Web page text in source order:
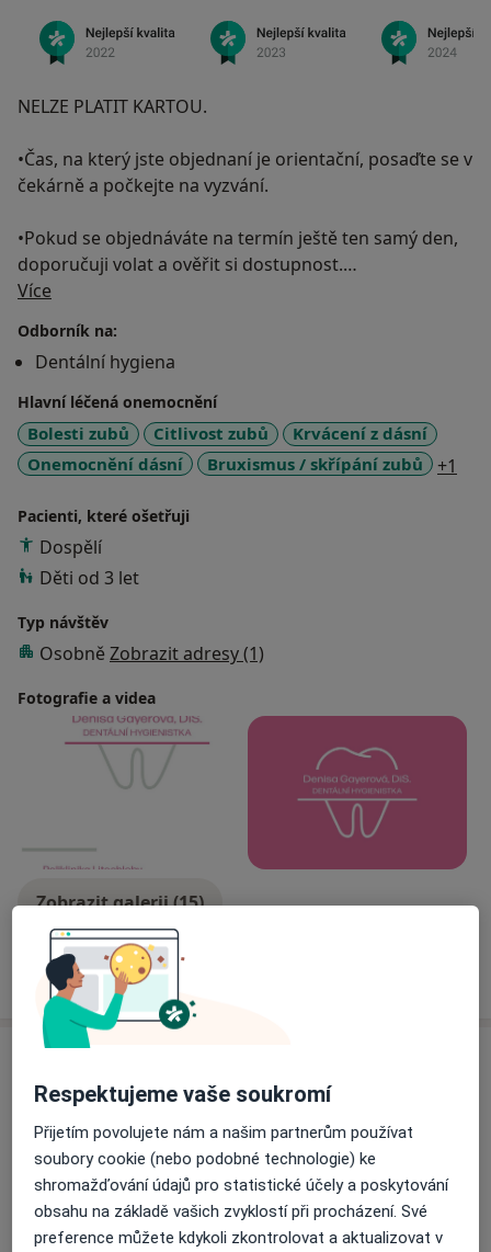
NELZE PLATIT KARTOU.
•Čas, na který jste objednaní je orientační, posaďte se v
čekárně a počkejte na vyzvání.
•Pokud se objednáváte na termín ještě ten samý den,
doporučuji volat a ověřit si dostupnost.
•Dentální hygiena je hrazena od výkonu nikoliv od
časové náročnosti.
Více
Odborník na:
Dentální hygiena
Hlavní léčená onemocnění
Bolesti zubů Citlivost zubů
Krvácení z dásní
Onemocnění dásní
Bruxismus / skřípání zubů +1
Pacienti, které ošetřuji
Dospělí
Děti od 3 let
Typ návštěv
Osobně Zobrazit adresy (1)
Fotografie a videa
Zobrazit galerii (15)
Zprávy
Denisa Gayerová
Hviezdoslavova 1600/6, Praha 149 00
NELZE platit kartou.
•Čas, na který jste objednaní je orientační,
posaďte se v čekárně a počkejte na vyzvání.
Respektujeme vaše soukromí
Přijetím povolujete nám a našim partnerům používat
soubory cookie (nebo podobné technologie) ke
shromažďování údajů pro statistické účely a poskytování
obsahu na základě vašich zvyklostí při procházení. Své
preference můžete kdykoli zkontrolovat a aktualizovat v